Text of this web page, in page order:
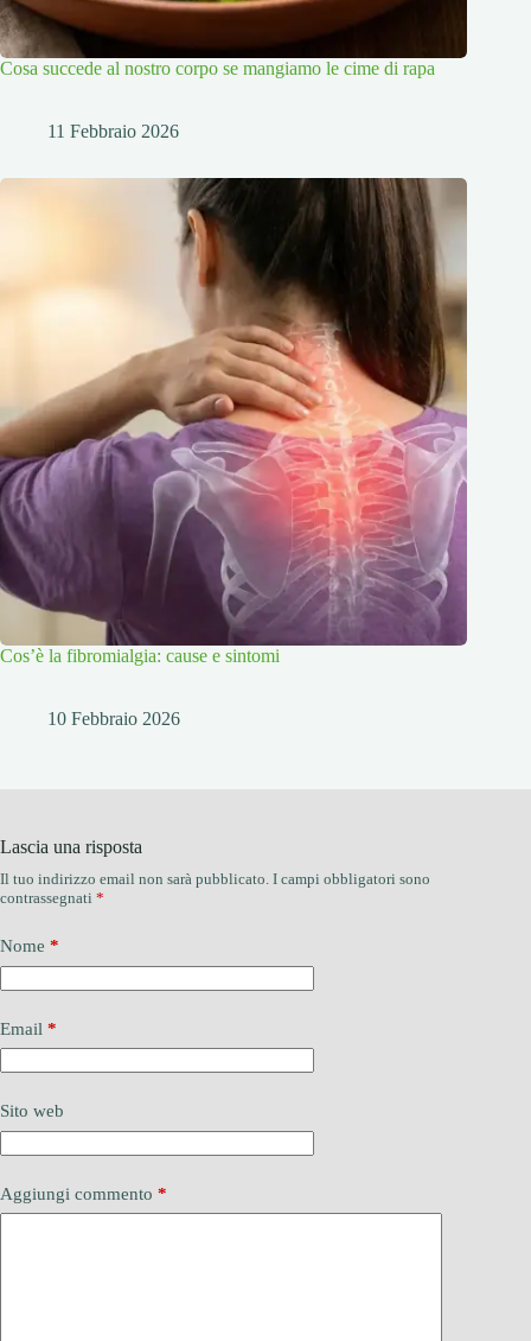
Cosa succede al nostro corpo se mangiamo le cime di rapa
11 Febbraio 2026
Cos’è la fibromialgia: cause e sintomi
10 Febbraio 2026
Lascia una risposta
Il tuo indirizzo email non sarà pubblicato. I campi obbligatori sono
contrassegnati *
Nome *
Email *
Sito web
Aggiungi commento *